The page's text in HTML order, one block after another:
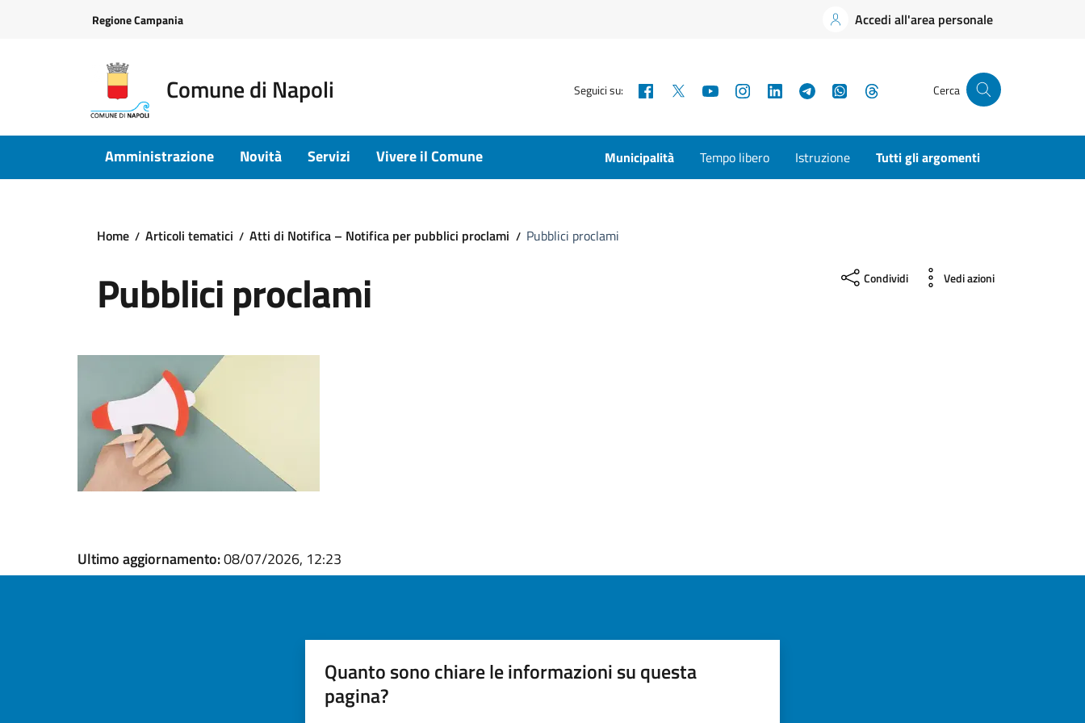
Regione Campania Accedi all'area personale
Comune di Napoli Seguici su: Facebook YouTubeInstagramLinkedInTelegramWhatsApp Cerca
Amministrazione Novità Servizi Vivere il Comune Municipalità Tempo libero Istruzione Tutti gli argomenti
Home Articoli tematici Atti di Notifica – Notifica per pubblici proclami Pubblici proclami
Pubblici proclami Condividi Vedi azioni
Ultimo aggiornamento:08/07/2026, 12:23
Quanto sono chiare le informazioni su questa
pagina?